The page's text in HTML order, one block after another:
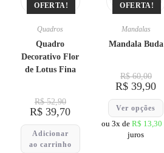
OFERTA!
Quadros
Quadro
Decorativo Flor
de Lotus Fina
R$52,90
R$ 39,70
Adicionar
ao carrinho
OFERTA!
Mandalas
Mandala Buda
R$60,00
R$ 39,90
Ver opções
ou 3x de R$ 13,30
juros